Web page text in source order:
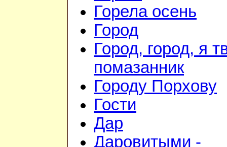
Горела осень
Город
Город, город, я
помазанник
Городу Порхову
Гости
Дар
Даровитыми -